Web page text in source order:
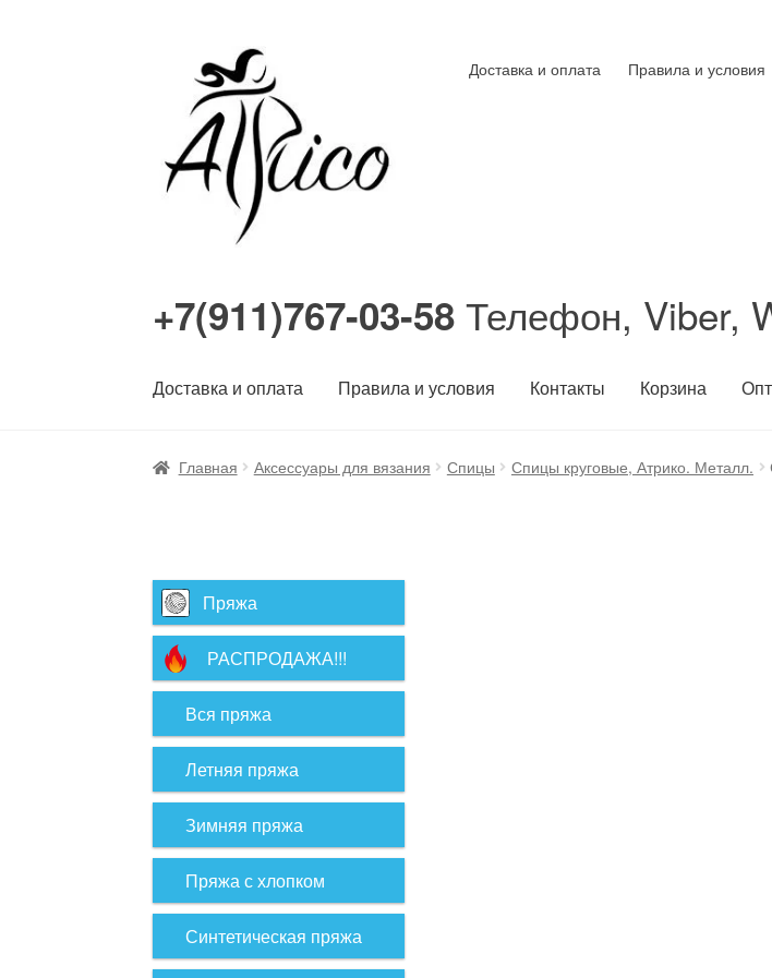
Перейти
навигации
Перейти
содержимому
Доставка и оплата Правила и условия
+7(911)767-03-58 Телефон, Viber,
Доставка и оплата Правила и условия Контакты Корзина Опт
Главная Аксессуары для вязания Спицы Спицы круговые, Атрико. Металл.
Пряжа
РАСПРОДАЖА!!!
Вся пряжа
Летняя пряжа
Зимняя пряжа
Пряжа с хлопком
Синтетическая пряжа